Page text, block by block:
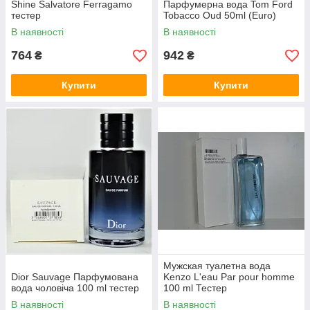
Shine Salvatore Ferragamo
тестер
В наявності
764 ₴
Купити
Парфумерна вода Tom Ford
Tobacco Oud 50ml (Euro)
В наявності
942 ₴
Купити
Dior Sauvage Парфумована
вода чоловіча 100 ml тестер
В наявності
Мужская туалетна вода
Kenzo L'eau Par pour homme
100 ml Тестер
В наявності